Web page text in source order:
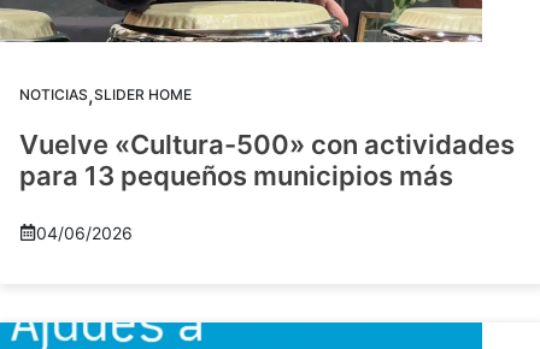
NOTICIAS,SLIDER HOME
Vuelve «Cultura-500» con actividades
para 13 pequeños municipios más
04/06/2026